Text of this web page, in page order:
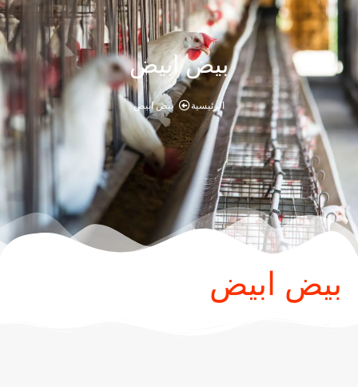
بيض ابيض
الرئيسية بيض ابيض
بيض ابيض